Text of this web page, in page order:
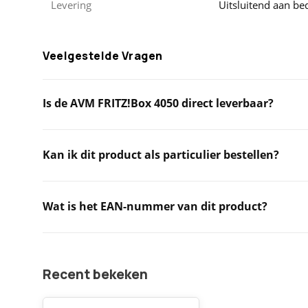
Levering Uitsluitend aan
Veelgestelde Vragen
Is de AVM FRITZ!Box 4050 direct leverbaar?
Kan ik dit product als particulier bestellen?
Wat is het EAN-nummer van dit product?
Recent bekeken